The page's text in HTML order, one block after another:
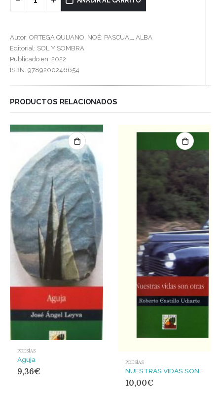
Autor: ORTEGA QUIJANO, NOÉ; PASCUAL, ALBA
Editorial: SOL Y SOMBRA
Publicado en: 2022
ISBN: 9789200246654
PRODUCTOS RELACIONADOS
POESÍAS
Aguja
9,36€
POESÍAS
NUESTRAS VIDAS SON OTRAS
10,00€